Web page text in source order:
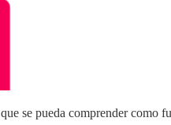
se pueda comprender como